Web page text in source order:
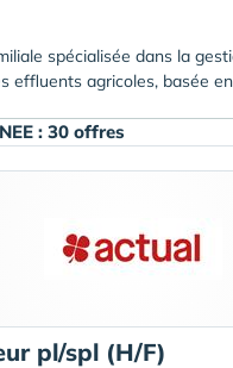
spécialisée dans la
effluents agricoles, basée
: 30 offres
pl/spl (H/F)